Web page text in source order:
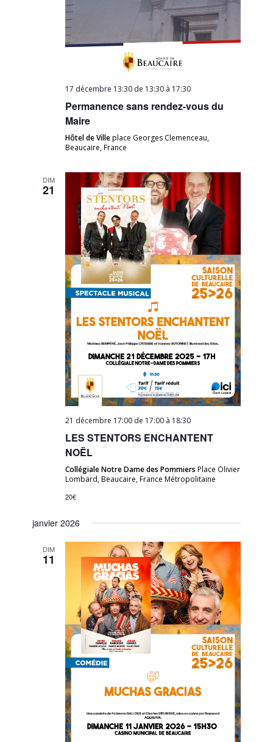
17 décembre 13:30 de 13:30 à 17:30
Permanence sans rendez-vous du
Maire
Hôtel de Villeplace Georges Clemenceau,
Beaucaire, France
DIM
21
21 décembre 17:00 de 17:00 à 18:30
LES STENTORS ENCHANTENT
NOËL
Collégiale Notre Dame des PommiersPlace Olivier
Lombard, Beaucaire, France Métropolitaine
20€
janvier 2026
DIM
11